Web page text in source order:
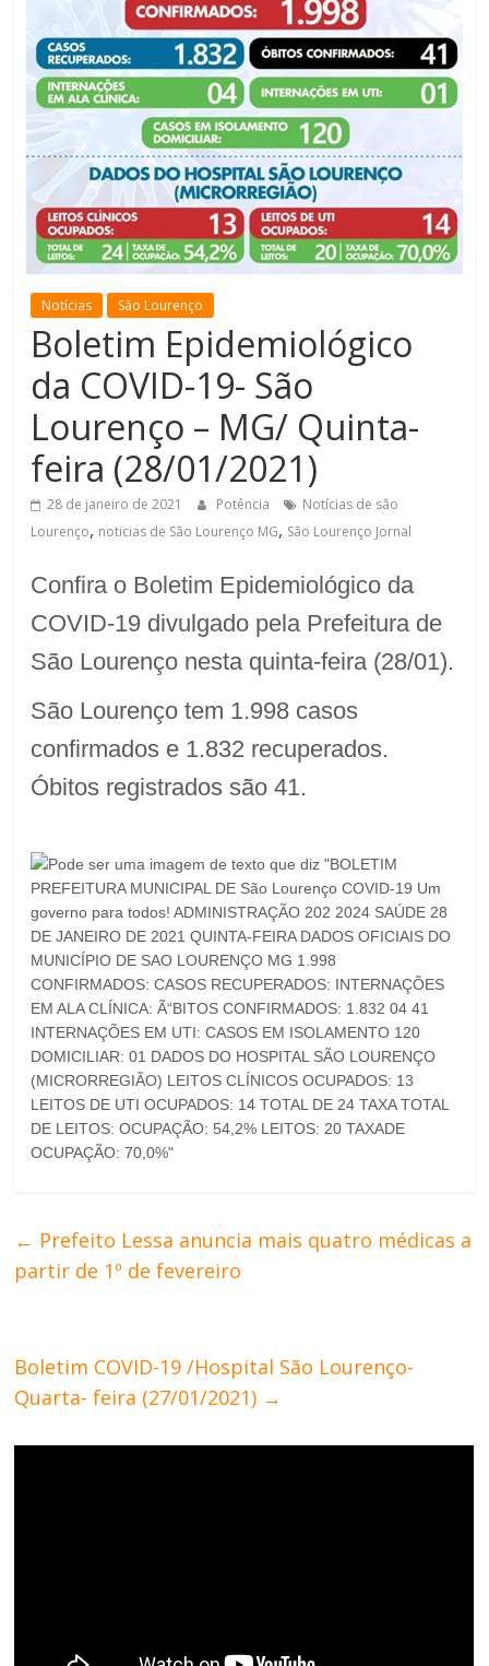
Minas
Notícias São Lourenço
Boletim Epidemiológico
da COVID-19- São
Lourenço – MG/ Quinta-
feira (28/01/2021)
28 de janeiro de 2021 Potência
Notícias de são
Lourenço, noticias de São Lourenço MG, São Lourenço Jornal
Confira o Boletim Epidemiológico da
COVID-19 divulgado pela Prefeitura de
São Lourenço nesta quinta-feira (28/01).
São Lourenço tem 1.998 casos
confirmados e 1.832 recuperados.
Óbitos registrados são 41.
← Prefeito Lessa anuncia mais quatro médicas a
partir de 1º de fevereiro
Boletim COVID-19 /Hospital São Lourenço-
Quarta- feira (27/01/2021) →